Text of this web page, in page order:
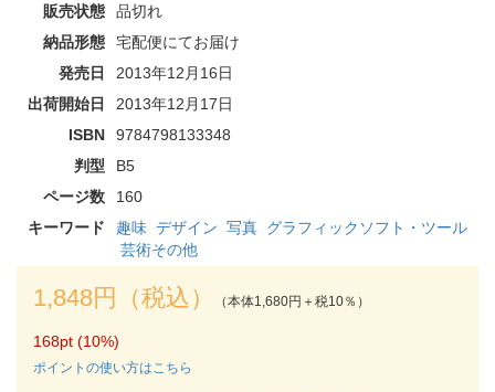
販売状態
品切れ
納品形態
宅配便にてお届け
発売日
2013年12月16日
出荷開始日
2013年12月17日
ISBN
9784798133348
判型
B5
ページ数
160
キーワード
趣味 デザイン 写真 グラフィックソフト・ツール
芸術その他
1,848円（税込） （本体1,680円＋税10％）
168pt (10%)
ポイントの使い方はこちら